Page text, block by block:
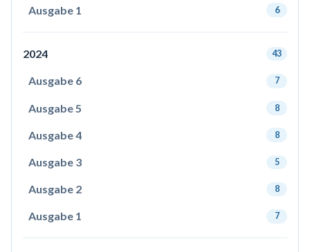
Ausgabe 1 6
2024 43
Ausgabe 6 7
Ausgabe 5 8
Ausgabe 4 8
Ausgabe 3 5
Ausgabe 2 8
Ausgabe 1 7